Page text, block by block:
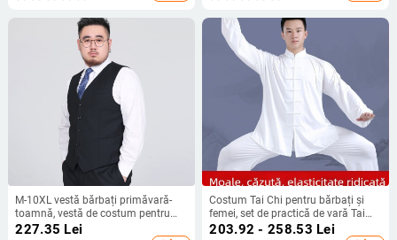
M-10XL vestă bărbați primăvară-
toamnă, vestă de costum pentru
domni, plus size până la 150 kg
227.35 Lei
Costum Tai Chi pentru bărbați și
femei, set de practică de vară Tai
Chi, stil chinezesc de reprezentație
203.92 - 258.53 Lei